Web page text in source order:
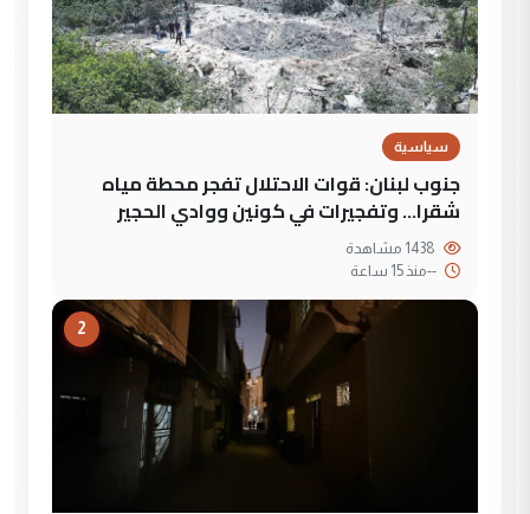
سياسية
جنوب لبنان: قوات الاحتلال تفجر محطة مياه
شقرا… وتفجيرات في كونين ووادي الحجير
--منذ 15 ساعة
2